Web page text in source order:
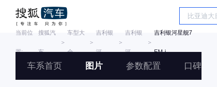
当前位
置:
搜狐汽
车
＞
车型大
全
＞
吉利银
河
＞
吉利银
河
＞
吉利银河星舰7
EM-i
车系首页 图片 参数配置 口碑